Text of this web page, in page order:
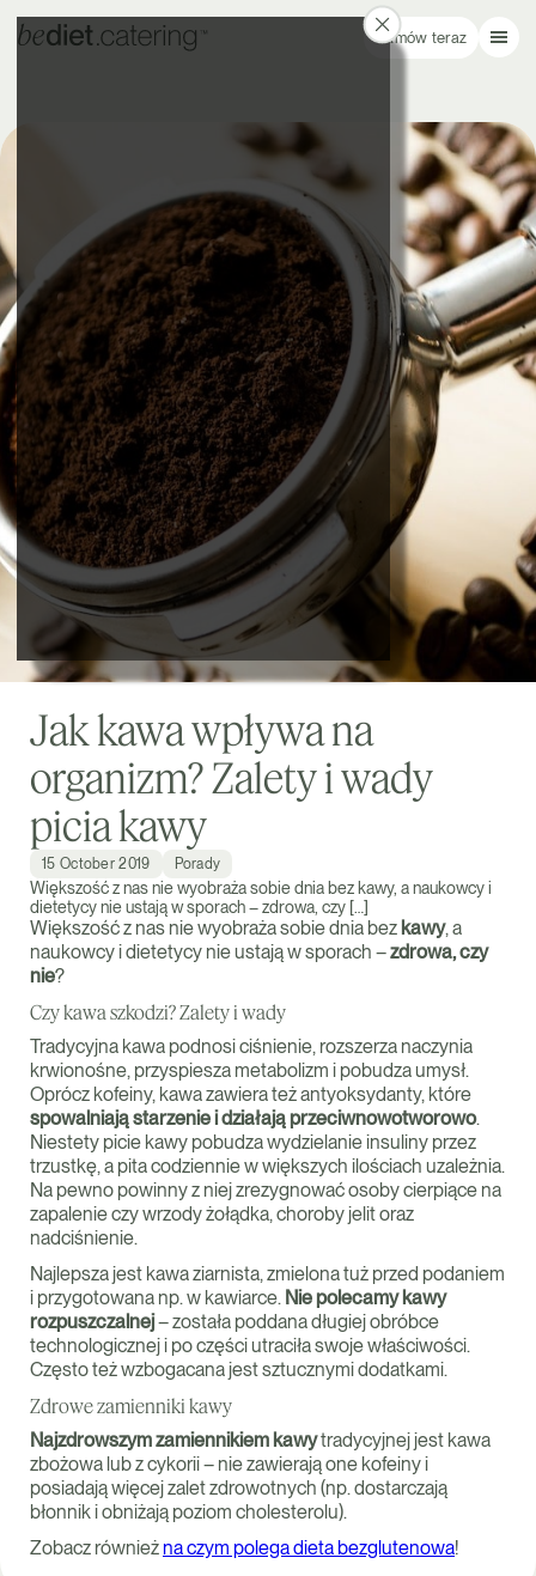
Zamów teraz
Jak kawa wpływa na
organizm? Zalety i wady
picia kawy
15 October 2019 Porady
Większość z nas nie wyobraża sobie dnia bez kawy, a naukowcy i
dietetycy nie ustają w sporach – zdrowa, czy […]
Większość z nas nie wyobraża sobie dnia bez kawy, a
naukowcy i dietetycy nie ustają w sporach –zdrowa, czy
nie?
Czy kawa szkodzi? Zalety i wady
Tradycyjna kawa podnosi ciśnienie, rozszerza naczynia
krwionośne, przyspiesza metabolizm i pobudza umysł.
Oprócz kofeiny, kawa zawiera też antyoksydanty, które
spowalniają starzenie i działają przeciwnowotworowo.
Niestety picie kawy pobudza wydzielanie insuliny przez
trzustkę, a pita codziennie w większych ilościach uzależnia.
Na pewno powinny z niej zrezygnować osoby cierpiące na
zapalenie czy wrzody żołądka, choroby jelit oraz
nadciśnienie.
Najlepsza jest kawa ziarnista, zmielona tuż przed podaniem
i przygotowana np. w kawiarce. Nie polecamy kawy
rozpuszczalnej– została poddana długiej obróbce
technologicznej i po części utraciła swoje właściwości.
Często też wzbogacana jest sztucznymi dodatkami.
Zdrowe zamienniki kawy
Najzdrowszym zamiennikiem kawytradycyjnej jest kawa
zbożowa lub z cykorii – nie zawierają one kofeiny i
posiadają więcej zalet zdrowotnych (np. dostarczają
błonnik i obniżają poziom cholesterolu).
Zobacz również na czym polega dieta bezglutenowa!